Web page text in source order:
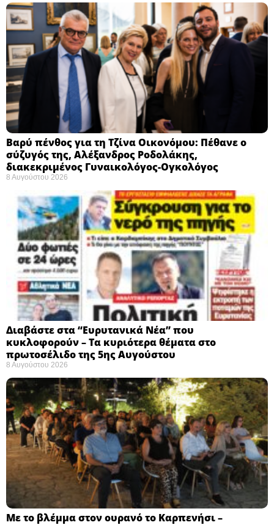
Βαρύ πένθος για τη Τζίνα Οικονόμου: Πέθανε ο
σύζυγός της, Αλέξανδρος Ροδολάκης,
διακεκριμένος Γυναικολόγος-Ογκολόγος
8 Αυγούστου 2026
Διαβάστε στα “Ευρυτανικά Νέα” που
κυκλοφορούν – Τα κυριότερα θέματα στο
πρωτοσέλιδο της 5ης Αυγούστου
8 Αυγούστου 2026
Με το βλέμμα στον ουρανό το Καρπενήσι –